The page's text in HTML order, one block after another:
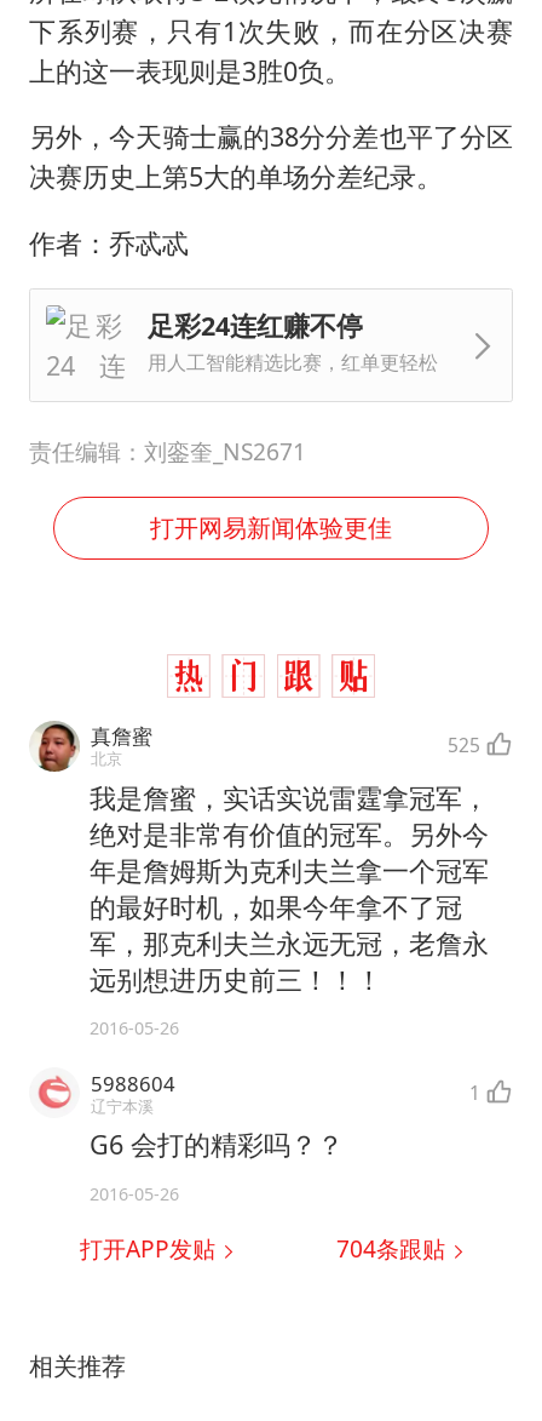
下系列赛，只有1次失败，而在分区决赛
上的这一表现则是3胜0负。
另外，今天骑士赢的38分分差也平了分区
决赛历史上第5大的单场分差纪录。
作者：乔忒忒
足彩24连红赚不停
用人工智能精选比赛，红单更轻松
责任编辑：刘銮奎_NS2671
打开网易新闻体验更佳
真詹蜜
北京 525
我是詹蜜，实话实说雷霆拿冠军，
绝对是非常有价值的冠军。另外今
年是詹姆斯为克利夫兰拿一个冠军
的最好时机，如果今年拿不了冠
军，那克利夫兰永远无冠，老詹永
远别想进历史前三！！！
2016-05-26
5988604
辽宁本溪 1
G6 会打的精彩吗？？
2016-05-26
打开APP发贴 704条跟贴
相关推荐